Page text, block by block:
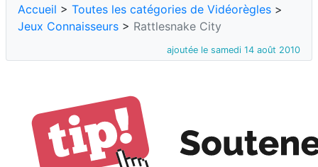
Accueil > Toutes les catégories de Vidéorègles >
Jeux Connaisseurs > Rattlesnake City
ajoutée le samedi 14 août 2010